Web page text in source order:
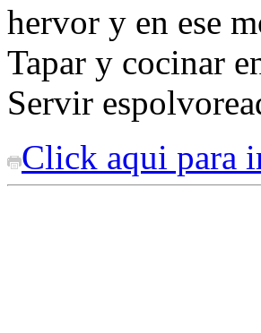
hervor y en ese
Tapar y cocinar
Servir
Click aqui para